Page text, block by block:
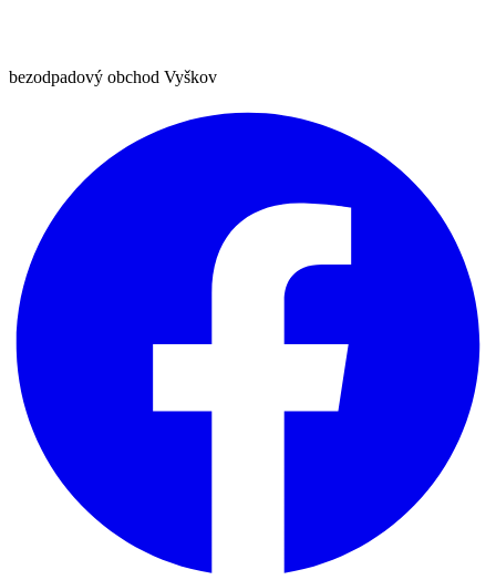
bezodpadový obchod Vyškov